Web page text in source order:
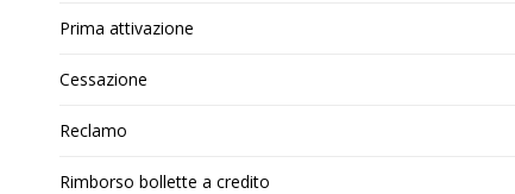
Prima attivazione
Cessazione
Reclamo
Rimborso bollette a credito